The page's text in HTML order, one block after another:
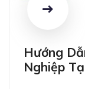
Hướng
Nghiệp